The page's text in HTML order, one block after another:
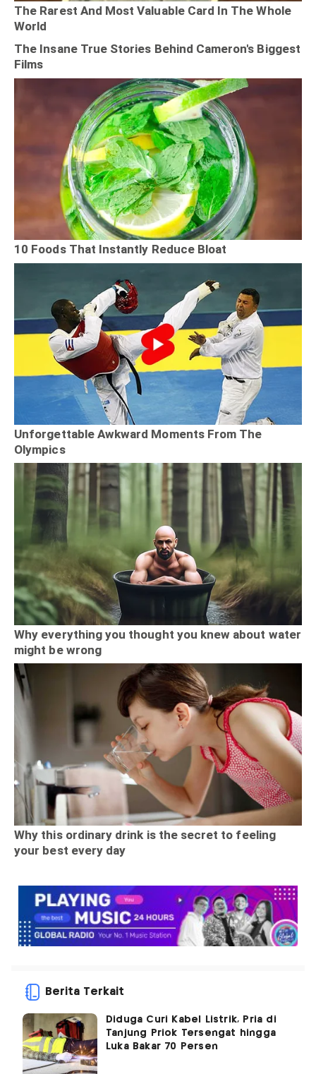
Berita Terkait
Diduga Curi Kabel Listrik, Pria di
Tanjung Priok Tersengat hingga
Luka Bakar 70 Persen